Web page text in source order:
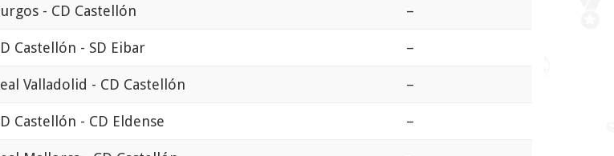
- CD Castellón –
Castellón - SD Eibar –
Valladolid - CD Castellón –
Castellón - CD Eldense –